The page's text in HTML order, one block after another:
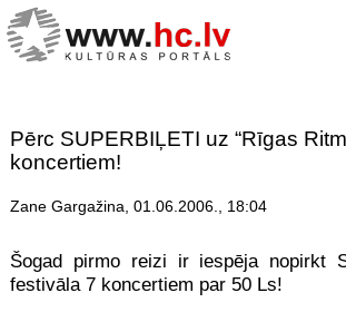
Pērc SUPERBIĻETI uz “Rīgas
koncertiem!
Zane Gargažina, 01.06.2006., 18:04
Šogad pirmo reizi ir iespēja nopirkt
festivāla 7 koncertiem par 50 Ls!